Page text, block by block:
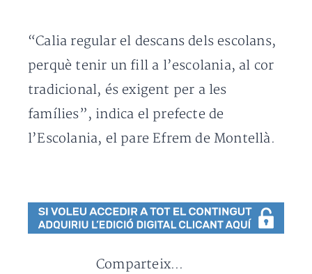
“Calia regular el descans dels escolans,
perquè tenir un fill a l’escolania, al cor
tradicional, és exigent per a les
famílies”, indica el prefecte de
l’Escolania, el pare Efrem de Montellà.
Comparteix...